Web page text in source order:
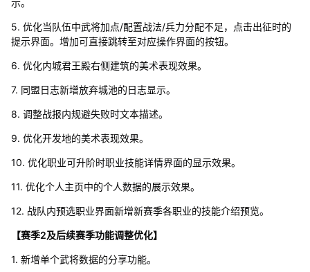
示。
5. 优化当队伍中武将加点/配置战法/兵力分配不足，点击出征时的
提示界面。增加可直接跳转至对应操作界面的按钮。
6. 优化内城君王殿右侧建筑的美术表现效果。
7. 同盟日志新增放弃城池的日志显示。
8. 调整战报内规避失败时文本描述。
9. 优化开发地的美术表现效果。
10. 优化职业可升阶时职业技能详情界面的显示效果。
11. 优化个人主页中的个人数据的展示效果。
12. 战队内预选职业界面新增新赛季各职业的技能介绍预览。
【赛季2及后续赛季功能调整优化】
1. 新增单个武将数据的分享功能。